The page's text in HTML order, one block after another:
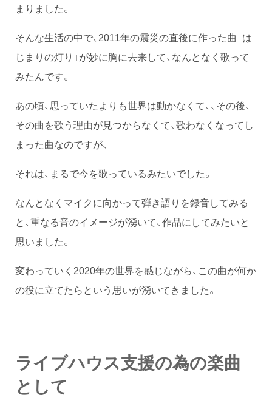
まりました。
そんな生活の中で、2011年の震災の直後に作った曲「は
じまりの灯り」が妙に胸に去来して、なんとなく歌って
みたんです。
あの頃、思っていたよりも世界は動かなくて、、その後、
その曲を歌う理由が見つからなくて、歌わなくなってし
まった曲なのですが、
それは、まるで今を歌っているみたいでした。
なんとなくマイクに向かって弾き語りを録音してみる
と、重なる音のイメージが湧いて、作品にしてみたいと
思いました。
変わっていく2020年の世界を感じながら、この曲が何か
の役に立てたらという思いが湧いてきました。
ライブハウス支援の為の楽曲
として